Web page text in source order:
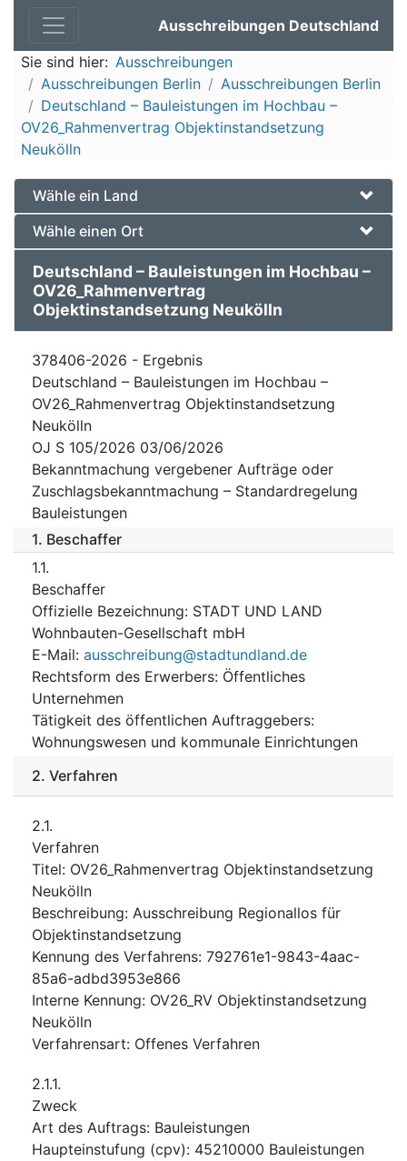
Ausschreibungen Deutschland
Sie sind hier: Ausschreibungen
Ausschreibungen Berlin
Ausschreibungen Berlin
Deutschland – Bauleistungen im Hochbau –
OV26_Rahmenvertrag Objektinstandsetzung
Neukölln
Wähle ein Land
Wähle einen Ort
Deutschland – Bauleistungen im Hochbau –
OV26_Rahmenvertrag
Objektinstandsetzung Neukölln
378406-2026 - Ergebnis
Deutschland – Bauleistungen im Hochbau –
OV26_Rahmenvertrag Objektinstandsetzung
Neukölln
OJ S 105/2026 03/06/2026
Bekanntmachung vergebener Aufträge oder
Zuschlagsbekanntmachung – Standardregelung
Bauleistungen
1. Beschaffer
1.1.
Beschaffer
Offizielle Bezeichnung: STADT UND LAND
Wohnbauten-Gesellschaft mbH
E-Mail: ausschreibung@stadtundland.de
Rechtsform des Erwerbers: Öffentliches
Unternehmen
Tätigkeit des öffentlichen Auftraggebers:
Wohnungswesen und kommunale Einrichtungen
2. Verfahren
2.1.
Verfahren
Titel: OV26_Rahmenvertrag Objektinstandsetzung
Neukölln
Beschreibung: Ausschreibung Regionallos für
Objektinstandsetzung
Kennung des Verfahrens: 792761e1-9843-4aac-
85a6-adbd3953e866
Interne Kennung: OV26_RV Objektinstandsetzung
Neukölln
Verfahrensart: Offenes Verfahren
2.1.1.
Zweck
Art des Auftrags: Bauleistungen
Haupteinstufung (cpv): 45210000 Bauleistungen